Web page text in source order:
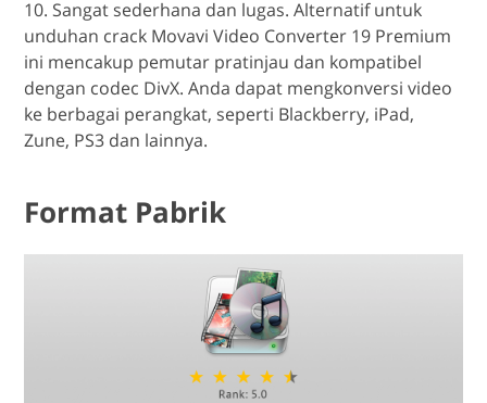
10. Sangat sederhana dan lugas. Alternatif untuk
unduhan crack Movavi Video Converter 19 Premium
ini mencakup pemutar pratinjau dan kompatibel
dengan codec DivX. Anda dapat mengkonversi video
ke berbagai perangkat, seperti Blackberry, iPad,
Zune, PS3 dan lainnya.
Format Pabrik